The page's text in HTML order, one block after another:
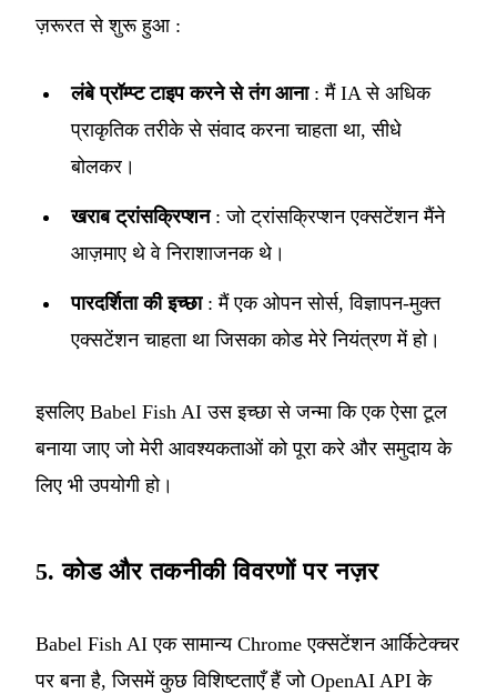
ज़रूरत से शुरू हुआ :
लंबे प्रॉम्प्ट टाइप करने से तंग आना: मैं IA से अधिक
प्राकृतिक तरीके से संवाद करना चाहता था, सीधे
बोलकर।
खराब ट्रांसक्रिप्शन: जो ट्रांसक्रिप्शन एक्सटेंशन मैंने
आज़माए थे वे निराशाजनक थे।
पारदर्शिता की इच्छा: मैं एक ओपन सोर्स, विज्ञापन-मुक्त
एक्सटेंशन चाहता था जिसका कोड मेरे नियंत्रण में हो।
इसलिए Babel Fish AI उस इच्छा से जन्मा कि एक ऐसा टूल
बनाया जाए जो मेरी आवश्यकताओं को पूरा करे और समुदाय के
लिए भी उपयोगी हो।
5. कोड और तकनीकी विवरणों पर नज़र
Babel Fish AI एक सामान्य Chrome एक्सटेंशन आर्किटेक्चर
पर बना है, जिसमें कुछ विशिष्टताएँ हैं जो OpenAI API के